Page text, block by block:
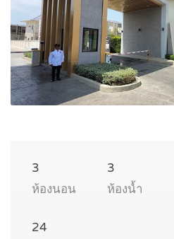
3
ห้องนอน
3
ห้องน้ำ
24